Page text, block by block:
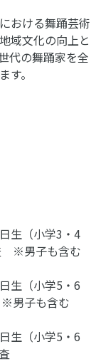
おける舞踊芸術
域文化の向上と
代の舞踊家を全
。
生（小学3・4
※男子も含む
生（小学5・6
男子も含む
生（小学5・6